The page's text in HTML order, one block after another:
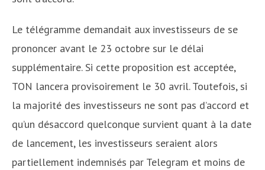
Le télégramme demandait aux investisseurs de se
prononcer avant le 23 octobre sur le délai
supplémentaire. Si cette proposition est acceptée,
TON lancera provisoirement le 30 avril. Toutefois, si
la majorité des investisseurs ne sont pas d’accord et
qu’un désaccord quelconque survient quant à la date
de lancement, les investisseurs seraient alors
partiellement indemnisés par Telegram et moins de